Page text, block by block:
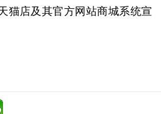
猫店及其官方网站商城系统宣